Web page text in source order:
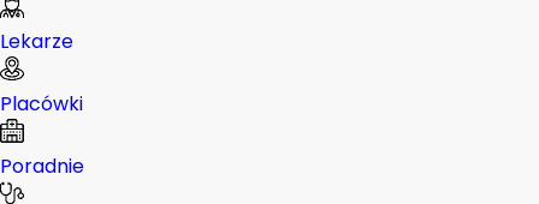
Lekarze
Placówki
Poradnie